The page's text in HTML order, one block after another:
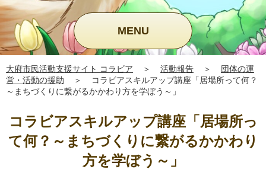
MENU
大府市民活動支援サイト コラビア ＞ 活動報告 ＞
団体の運
営・活動の援助
＞
コラビアスキルアップ講座「居場所って何？
～まちづくりに繋がるかかわり方を学ぼう～」
コラビアスキルアップ講座「居場所っ
て何？～まちづくりに繋がるかかわり
方を学ぼう～」